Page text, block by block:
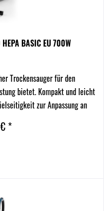
BASIC EU 700W
Trockensauger für den
bietet. Kompakt und leicht
zur Anpassung an
*